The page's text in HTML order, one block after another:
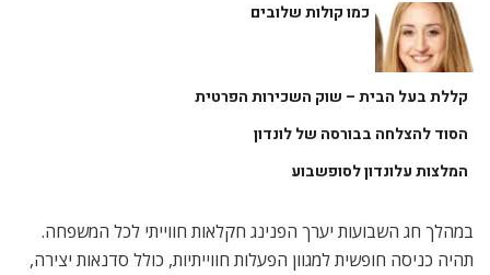
כמו קולות שלובים
קללת בעל הבית – שוק השכירות הפרטית
הסוד להצלחה בבורסה של לונדון
המלצות עלונדון לסופשבוע
במהלך חג השבועות יערך הפנינג חקלאות חווייתי לכל המשפחה.
תהיה כניסה חופשית למגוון הפעלות חווייתיות, כולל סדנאות יצירה,